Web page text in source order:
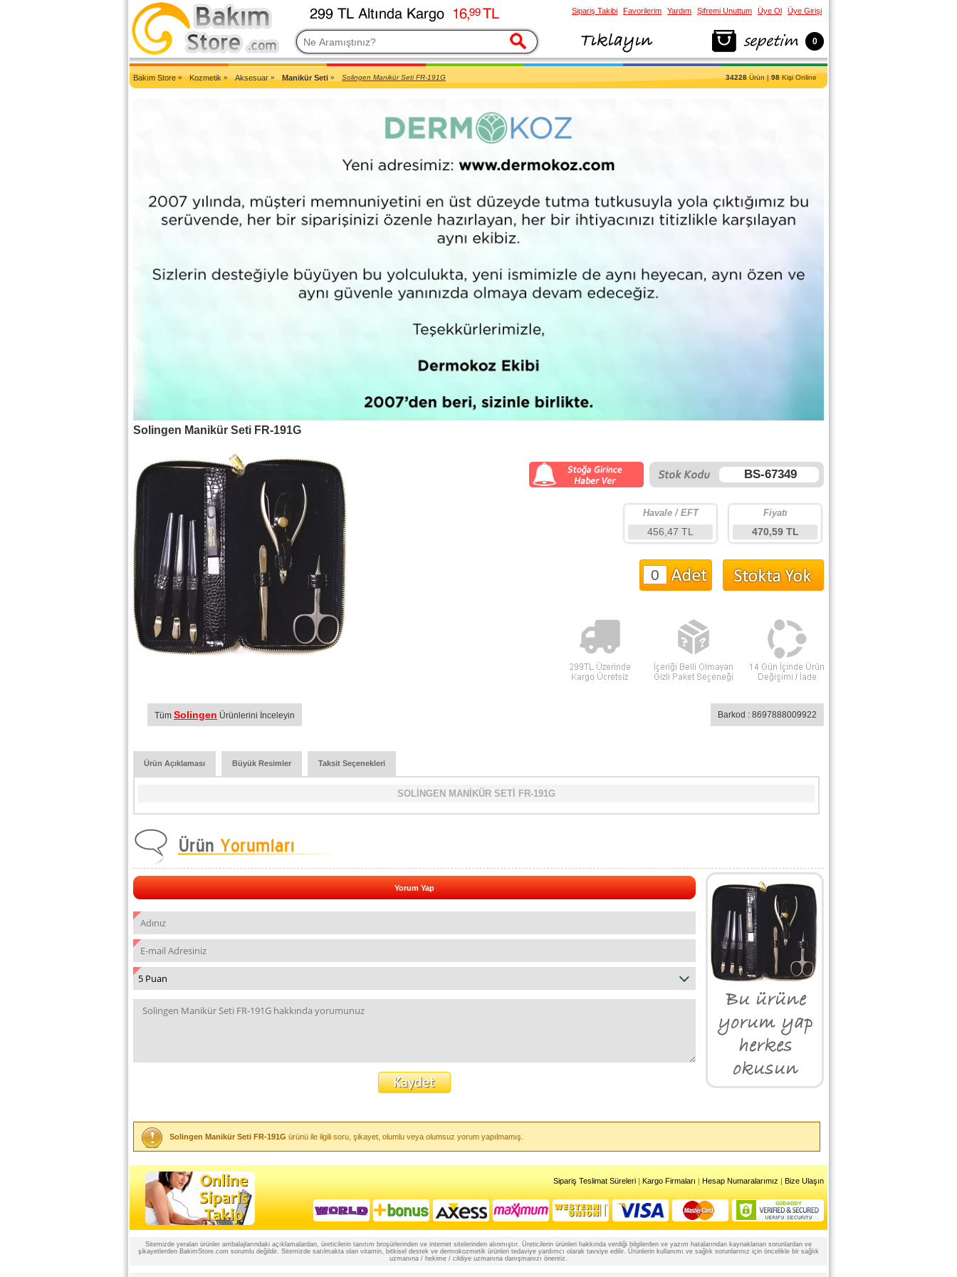
2007'den Beri Türkiye'nin En Güncel Bakım Ürünleri Eczane Sitesi
Bakım Store» Kozmetik» Aksesuar » Manikür Seti » Solingen Manikür Seti FR-191G 34228Ürün |98Kişi Online
Solingen Manikür Seti FR-191G
BS-67349
Fiyatı
470,59 TL
Havale / EFT
456,47 TL
Tüm Solingen Ürünlerini İnceleyin Barkod : 8697888009922
Ürün Açıklaması Büyük Resimler Taksit Seçenekleri
SOLİNGEN MANİKÜR SETİ FR-191G
Yorum Yap
Solingen Manikür Seti FR-191G ürünü ile ilgili soru, şikayet, olumlu veya olumsuz yorum yapılmamış.
Sipariş Teslimat Süreleri | Kargo Firmaları | Hesap Numaralarımız | Bize Ulaşın
Sitemizde yeralan ürünler ambalajlarındaki açıklamalardan, üreticilerin tanıtım broşürlerinden ve internet sitelerinden alınmıştır. Üreticilerin ürünleri hakkında verdiği bilgilerden ve yazım hatalarından kaynaklanan sorunlardan ve
şikayetlerden BakimStore.com sorumlu değildir. Sitemizde satılmakta olan vitamin, bitkisel destek ve dermokozmetik ürünleri tedaviye yardımcı olarak tavsiye edilir. Ürünlerin kullanımı ve sağlık sorunlarınız için öncelikle bir sağlık
uzmanına / hekime / cildiye uzmanına danışmanızı öneririz.
Sipariş Takibi Favorilerim Yardım Şifremi Unuttum Üye Ol Üye Girişi
0